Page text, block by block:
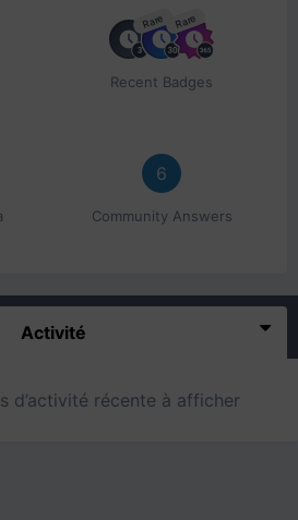
Rare Rare
Recent Badges
6
Community Answers
Activité
d’activité récente à afficher